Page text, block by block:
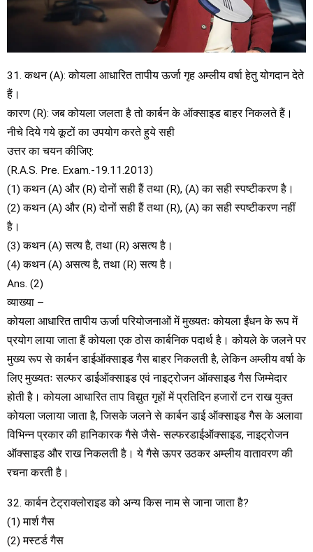
31. कथन (A): कोयला आधारित तापीय ऊर्जा गृह अम्लीय वर्षा हेतु योगदान देते
हैं।
कारण (R): जब कोयला जलता है तो कार्बन के ऑक्साइड बाहर निकलते हैं।
नीचे दिये गये कूटों का उपयोग करते हुये सही
उत्तर का चयन कीजिए:
(R.A.S. Pre. Exam.-19.11.2013)
(1) कथन (A) और (R) दोनों सही हैं तथा (R), (A) का सही स्पष्टीकरण है।
(2) कथन (A) और (R) दोनों सही हैं तथा (R), (A) का सही स्पष्टीकरण नहीं
है।
(3) कथन (A) सत्य है, तथा (R) असत्य है।
(4) कथन (A) असत्य है, तथा (R) सत्य है।
Ans. (2)
व्याख्या –
कोयला आधारित तापीय ऊर्जा परियोजनाओं में मुख्यतः कोयला ईंधन के रूप में
प्रयोग लाया जाता हैं कोयला एक ठोस कार्बनिक पदार्थ है। कोयले के जलने पर
मुख्य रूप से कार्बन डाईऑक्साइड गैस बाहर निकलती है, लेकिन अम्लीय वर्षा के
लिए मुख्यतः सल्फर डाईऑक्साइड एवं नाइट्रोजन ऑक्साइड गैस जिम्मेदार
होती है। कोयला आधारित ताप विद्युत गृहों में प्रतिदिन हजारों टन राख युक्त
कोयला जलाया जाता है, जिसके जलने से कार्बन डाई ऑक्साइड गैस के अलावा
विभिन्न प्रकार की हानिकारक गैसे जैसे- सल्फरडाईऑक्साइड, नाइट्रोजन
ऑक्साइड और राख निकलती है। ये गैसे ऊपर उठकर अम्लीय वातावरण की
रचना करती है।
32. कार्बन टेट्राक्लोराइड को अन्य किस नाम से जाना जाता है?
(1) मार्श गैस
(2) मस्टर्ड गैस